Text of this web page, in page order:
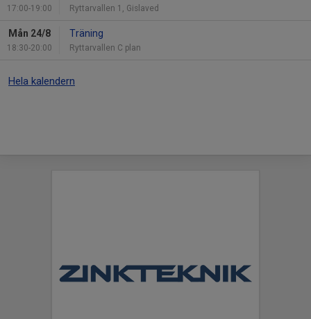
17:00-19:00 Ryttarvallen 1, Gislaved
Mån 24/8
18:30-20:00
Träning
Ryttarvallen C plan
Hela kalendern